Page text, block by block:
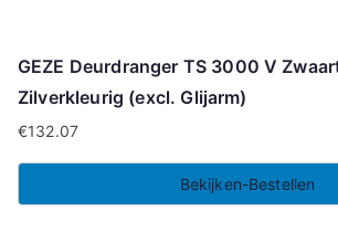
GEZE Deurdranger TS 3000 V
Zilverkleurig (excl. Glijarm)
€132.07
Bekijken-Bestellen